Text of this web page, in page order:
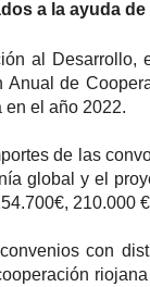
a la ayuda
al Desarrollo,
Anual de
el año 2022.
de las
global y el
210.000
con